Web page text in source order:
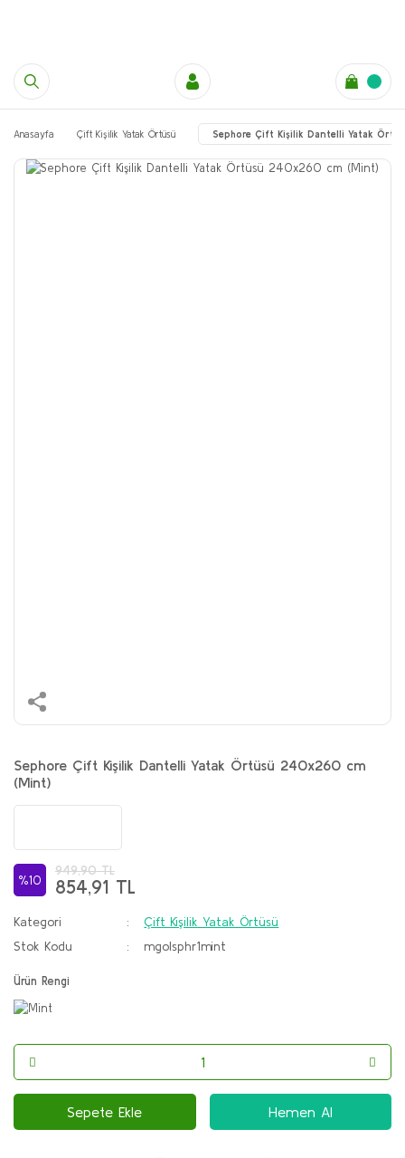
Anasayfa Çift Kişilik Yatak Örtüsü Sephore Çift Kişilik Dantelli Yatak
Sephore Çift Kişilik Dantelli Yatak Örtüsü 240x260 cm
(Mint)
%10
949,90 TL
854,91 TL
Kategori
Çift Kişilik Yatak Örtüsü
Stok Kodu
mgolsphr1mint
Ürün Rengi
Sepete Ekle Hemen Al